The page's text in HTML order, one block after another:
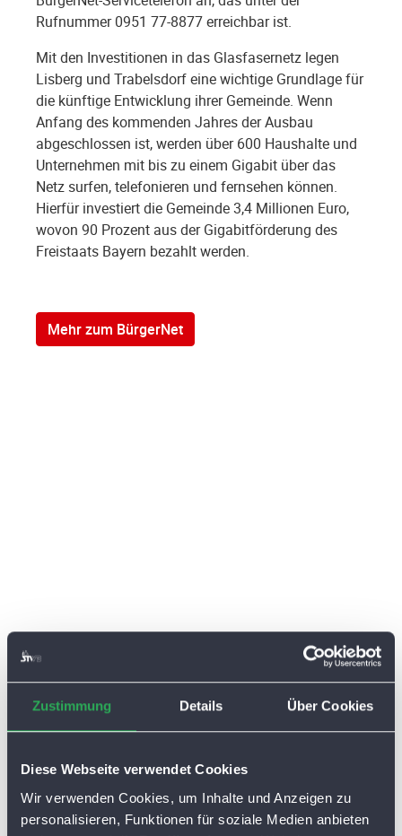
Zustimmung Details Über Cookies
Diese Webseite verwendet Cookies
Wir verwenden Cookies, um Inhalte und Anzeigen zu
personalisieren, Funktionen für soziale Medien anbieten
Rufnummer 0951 77-8877 erreichbar ist.
Mit den Investitionen in das Glasfasernetz legen
Lisberg und Trabelsdorf eine wichtige Grundlage für
die künftige Entwicklung ihrer Gemeinde. Wenn
Anfang des kommenden Jahres der Ausbau
abgeschlossen ist, werden über 600 Haushalte und
Unternehmen mit bis zu einem Gigabit über das
Netz surfen, telefonieren und fernsehen können.
Hierfür investiert die Gemeinde 3,4 Millionen Euro,
wovon 90 Prozent aus der Gigabitförderung des
Freistaats Bayern bezahlt werden.
Mehr zum BürgerNet